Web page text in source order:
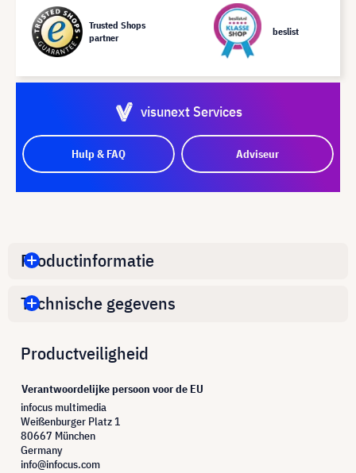
Trusted Shops
partner
beslist
visunext Services
Hulp & FAQ Adviseur
Productinformatie
Technische gegevens
Productveiligheid
Verantwoordelijke persoon voor de EU
infocus multimedia
Weißenburger Platz 1
80667 München
Germany
info@infocus.com